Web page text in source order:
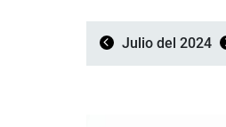
Julio del 2024